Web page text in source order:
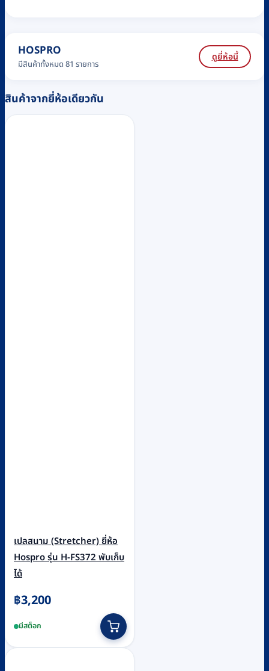
HOSPRO
มีสินค้าทั้งหมด 81 รายการ
ดูยี่ห้อนี้
สินค้าจากยี่ห้อเดียวกัน
เปลสนาม (Stretcher) ยี่ห้อ
Hospro รุ่น H-FS372 พับเก็บ
ได้
฿3,200
มีสต็อก